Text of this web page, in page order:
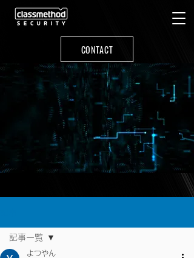
CONTACT
記事一覧
よつやん